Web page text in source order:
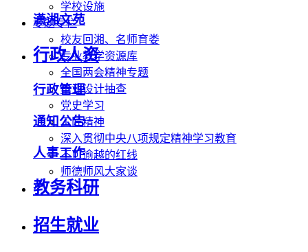
学校设施
专题专栏
校友回湘、名师育娄
专业教学资源库
全国两会精神专题
毕业设计抽查
党史学习
工匠精神
深入贯彻中央八项规定精神学习教育
不可逾越的红线
师德师风大家谈
潇湘文苑
行政人资
行政管理
通知公告
人事工作
教务科研
招生就业